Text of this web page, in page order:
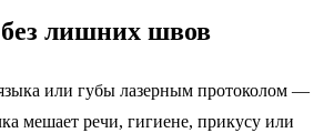
лишних швов
или губы лазерным протоколом —
мешает речи, гигиене, прикусу или